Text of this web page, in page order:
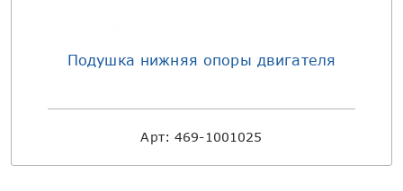
Подушка нижняя опоры двигателя
Арт:469-1001025